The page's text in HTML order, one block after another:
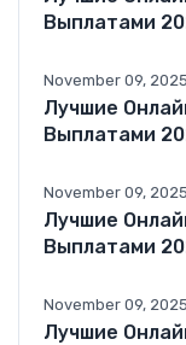
Выплатами
November 09, 2025
Лучшие
Выплатами
November 09, 2025
Лучшие
Выплатами
November 09, 2025
Лучшие